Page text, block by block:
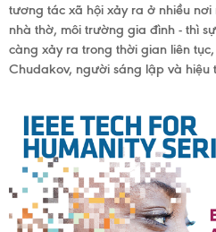
tương tác xã hội xảy ra ở nhiều
nhà thờ, môi trường gia đình - thì
càng xảy ra trong thời gian liên
Chudakov, người sáng lập và hiệu